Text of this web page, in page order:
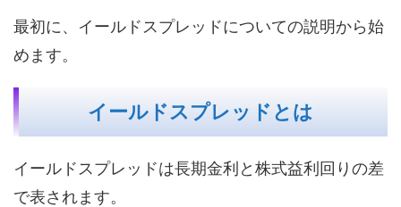
最初に、イールドスプレッドについての説明から始
めます。
イールドスプレッドとは
イールドスプレッドは長期金利と株式益利回りの差
で表されます。